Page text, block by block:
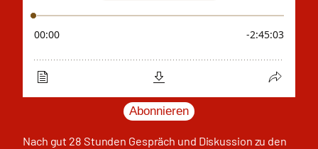
Abonnieren
Nach gut 28 Stunden Gespräch und Diskussion zu den